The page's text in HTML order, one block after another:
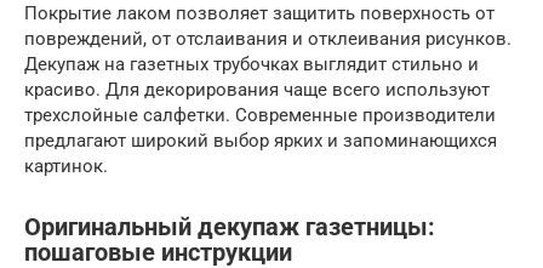
Покрытие лаком позволяет защитить поверхность от
повреждений, от отслаивания и отклеивания рисунков.
Декупаж на газетных трубочках выглядит стильно и
красиво. Для декорирования чаще всего используют
трехслойные салфетки. Современные производители
предлагают широкий выбор ярких и запоминающихся
картинок.
Оригинальный декупаж газетницы:
пошаговые инструкции